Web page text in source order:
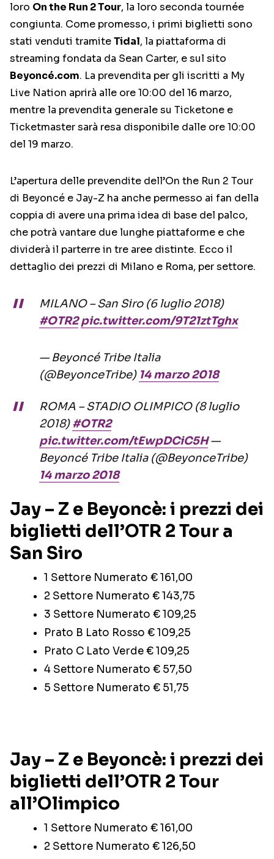
loro On the Run 2 Tour, la loro seconda tournée
congiunta. Come promesso, i primi biglietti sono
stati venduti tramiteTidal, la piattaforma di
streaming fondata da Sean Carter, e sul sito
Beyoncé.com. La prevendita per gli iscritti a My
Live Nation aprirà alle ore 10:00 del 16 marzo,
mentre la prevendita generale su Ticketone e
Ticketmaster sarà resa disponibile dalle ore 10:00
del 19 marzo.
L’apertura delle prevendite dell’On the Run 2 Tour
di Beyoncé e Jay-Z ha anche permesso ai fan della
coppia di avere una prima idea di base del palco,
che potrà vantare due lunghe piattaforme e che
dividerà il parterre in tre aree distinte. Ecco il
dettaglio dei prezzi di Milano e Roma, per settore.
MILANO – San Siro (6 luglio 2018)
#OTR2 pic.twitter.com/9T21ztTghx
— Beyoncé Tribe Italia
(@BeyonceTribe) 14 marzo 2018
ROMA – STADIO OLIMPICO (8 luglio
2018)#OTR2
pic.twitter.com/tEwpDCiC5H—
Beyoncé Tribe Italia (@BeyonceTribe)
14 marzo 2018
Jay – Z e Beyoncè: i prezzi dei
biglietti dell’OTR 2 Tour a
San Siro
1 Settore Numerato € 161,00
2 Settore Numerato € 143,75
3 Settore Numerato € 109,25
Prato B Lato Rosso € 109,25
Prato C Lato Verde € 109,25
4 Settore Numerato € 57,50
5 Settore Numerato € 51,75
Jay – Z e Beyoncè: i prezzi dei
biglietti dell’OTR 2 Tour
all’Olimpico
1 Settore Numerato € 161,00
2 Settore Numerato € 126,50